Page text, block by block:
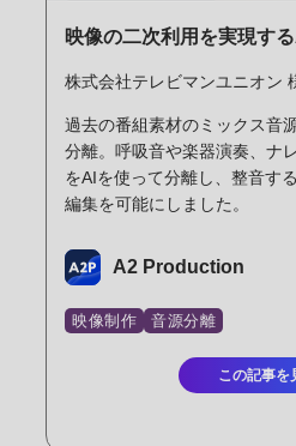
映像の二次利用を実現す
株式会社テレビマンユニオン
過去の番組素材のミックス音
分離。呼吸音や楽器演奏、ナ
をAIを使って分離し、整音す
編集を可能にしました。
A2 Production
映像制作 音源分離
この記事を